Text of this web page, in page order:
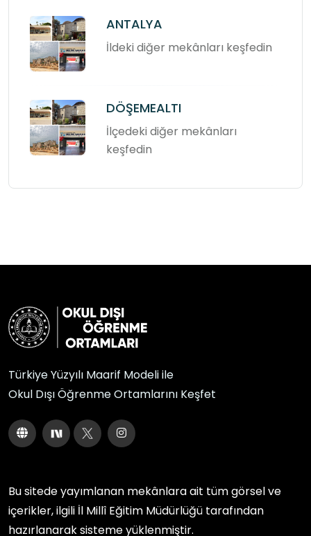
ANTALYA
İldeki diğer mekânları keşfedin
DÖŞEMEALTI
İlçedeki diğer mekânları
keşfedin
Türkiye Yüzyılı Maarif Modeli ile
Okul Dışı Öğrenme Ortamlarını Keşfet
Bu sitede yayımlanan mekânlara ait tüm görsel ve
içerikler, ilgili İl Millî Eğitim Müdürlüğü tarafından
hazırlanarak sisteme yüklenmiştir.